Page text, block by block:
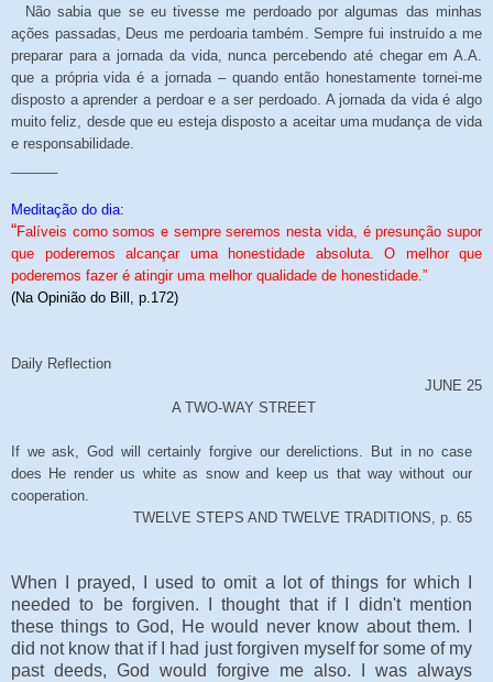
Não sabia que se eu tivesse me perdoado por algumas das minhas
ações passadas, Deus me perdoaria também. Sempre fui instruído a me
preparar para a jornada da vida, nunca percebendo até chegar em A.A.
que a própria vida é a jornada – quando então honestamente tornei-me
disposto a aprender a perdoar e a ser perdoado. A jornada da vida é algo
muito feliz, desde que eu esteja disposto a aceitar uma mudança de vida
e responsabilidade.
Meditação do dia:
“Falíveis como somos e sempre seremos nesta vida, é presunção supor
que poderemos alcançar uma honestidade absoluta. O melhor que
poderemos fazer é atingir uma melhor qualidade de honestidade.”
(Na Opinião do Bill, p.172)
Daily Reflection
JUNE 25
A TWO-WAY STREET
If we ask, God will certainly forgive our derelictions. But in no case
does He render us white as snow and keep us that way without our
cooperation.
TWELVE STEPS AND TWELVE TRADITIONS, p. 65
When I prayed, I used to omit a lot of things for which I
needed to be forgiven. I thought that if I didn't mention
these things to God, He would never know about them. I
did not know that if I had just forgiven myself for some of my
past deeds, God would forgive me also. I was always